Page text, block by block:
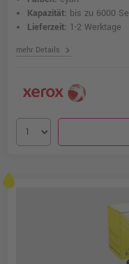
Kapazität: bis zu 6000
Lieferzeit: 1-2 Werktage
mehr Details chevron_right